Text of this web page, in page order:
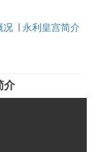
况 永利皇宫简介
介